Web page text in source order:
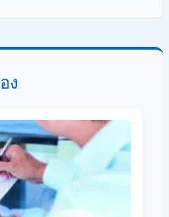
ง